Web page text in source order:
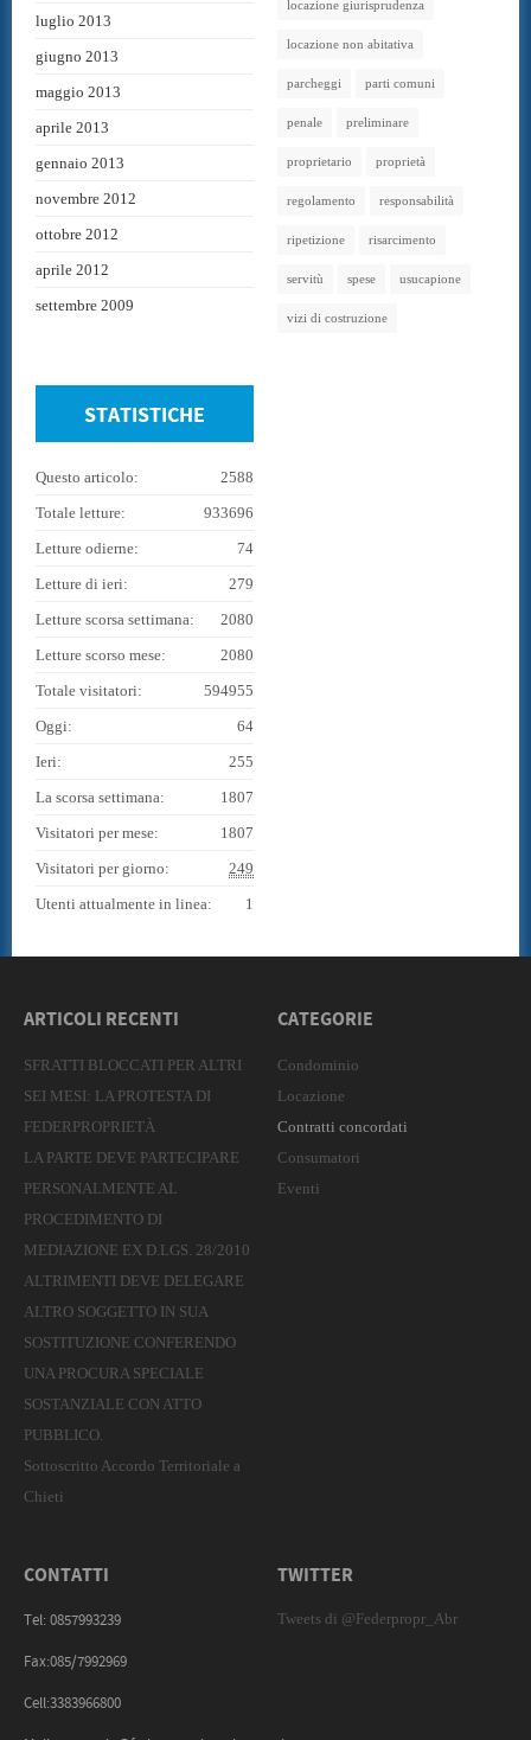
luglio 2013
giugno 2013
maggio 2013
aprile 2013
gennaio 2013
novembre 2012
ottobre 2012
aprile 2012
settembre 2009
locazione giurisprudenza
locazione non abitativa
parcheggi parti comuni
penale preliminare
proprietario proprietà
regolamento responsabilità
ripetizione risarcimento
servitù spese usucapione
vizi di costruzione
STATISTICHE
2588
Questo articolo:
933696
Totale letture:
74
Letture odierne:
279
Letture di ieri:
2080
Letture scorsa settimana:
2080
Letture scorso mese:
594955
Totale visitatori:
64
Oggi:
255
Ieri:
1807
La scorsa settimana:
1807
Visitatori per mese:
249
Visitatori per giorno:
1
Utenti attualmente in linea:
ARTICOLI RECENTI
SFRATTI BLOCCATI PER ALTRI
SEI MESI: LA PROTESTA DI
FEDERPROPRIETÀ
LA PARTE DEVE PARTECIPARE
PERSONALMENTE AL
PROCEDIMENTO DI
MEDIAZIONE EX D.LGS. 28/2010
ALTRIMENTI DEVE DELEGARE
ALTRO SOGGETTO IN SUA
SOSTITUZIONE CONFERENDO
UNA PROCURA SPECIALE
SOSTANZIALE CON ATTO
PUBBLICO.
Sottoscritto Accordo Territoriale a
Chieti
CATEGORIE
Condominio
Locazione
Contratti concordati
Consumatori
Eventi
CONTATTI
Tel: 0857993239
Fax:085/7992969
Cell:3383966800
TWITTER
Tweets di @Federpropr_Abr